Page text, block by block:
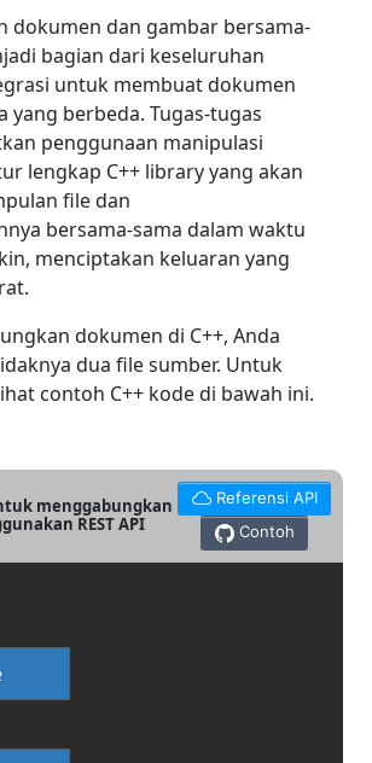
dokumen dan gambar bersama-
bagian dari keseluruhan
untuk membuat dokumen
yang berbeda. Tugas-tugas
penggunaan manipulasi
lengkap C++ library yang akan
file dan
bersama-sama dalam waktu
menciptakan keluaran yang
dokumen di C++, Anda
dua file sumber. Untuk
contoh C++ kode di bawah ini.
menggabungkan
REST API
Referensi API
Contoh